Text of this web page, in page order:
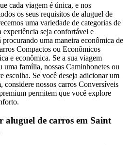
cada viagem é única, e nos
os seus requisitos de aluguel de
uma variedade de categorias de
experiência seja confortável e
procurando uma maneira econômica de
Compactos ou Econômicos
e econômica. Se a sua viagem
família, nossas Caminhonetes ou
escolha. Se você deseja adicionar um
considere nossos carros Conversíveis
permitem que você explore
aluguel de carros em Saint